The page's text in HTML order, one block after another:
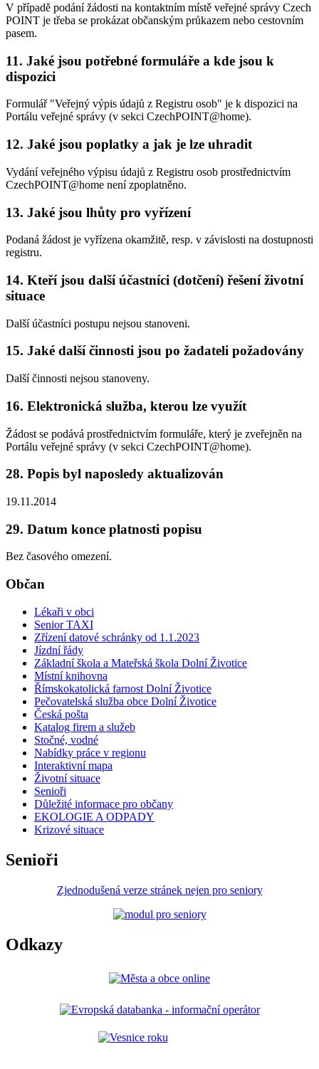
V případě podání žádosti na kontaktním místě veřejné správy Czech
POINT je třeba se prokázat občanským průkazem nebo cestovním
pasem.
11. Jaké jsou potřebné formuláře a kde jsou k
dispozici
Formulář "Veřejný výpis údajů z Registru osob" je k dispozici na
Portálu veřejné správy (v sekci CzechPOINT@home).
12. Jaké jsou poplatky a jak je lze uhradit
Vydání veřejného výpisu údajů z Registru osob prostřednictvím
CzechPOINT@home není zpoplatněno.
13. Jaké jsou lhůty pro vyřízení
Podaná žádost je vyřízena okamžitě, resp. v závislosti na dostupnosti
registru.
14. Kteří jsou další účastníci (dotčení) řešení životní
situace
Další účastníci postupu nejsou stanoveni.
15. Jaké další činnosti jsou po žadateli požadovány
Další činnosti nejsou stanoveny.
16. Elektronická služba, kterou lze využít
Žádost se podává prostřednictvím formuláře, který je zveřejněn na
Portálu veřejné správy (v sekci CzechPOINT@home).
28. Popis byl naposledy aktualizován
19.11.2014
29. Datum konce platnosti popisu
Bez časového omezení.
Občan
Lékaři v obci
Senior TAXI
Zřízení datové schránky od 1.1.2023
Jízdní řády
Základní škola a Mateřská škola Dolní Životice
Místní knihovna
Římskokatolická farnost Dolní Životice
Pečovatelská služba obce Dolní Životice
Česká pošta
Katalog firem a služeb
Stočné, vodné
Nabídky práce v regionu
Interaktivní mapa
Životní situace
Senioři
Důležité informace pro občany
EKOLOGIE A ODPADY
Krizové situace
Senioři
Zjednodušená verze stránek nejen pro seniory
Odkazy